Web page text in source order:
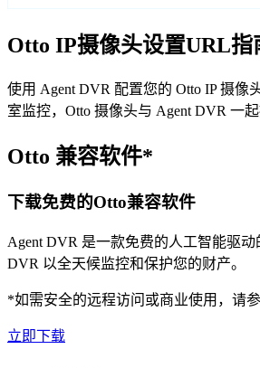
Otto IP摄像头设置URL指
使用 Agent DVR 配置您的 Otto IP 摄
室监控，Otto 摄像头与 Agent DVR 一
Otto 兼容软件*
下载免费的Otto兼容软件
Agent DVR 是一款免费的人工智能驱
DVR 以全天候监控和保护您的财产。
*如需安全的远程访问或商业使用，请
立即下载